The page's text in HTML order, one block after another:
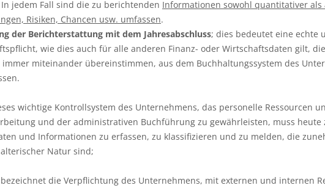
jedem Fall sind die zu berichtenden Informationen sowohl quantitativer
Risiken, Chancen usw. umfassen.
der Berichterstattung mit dem Jahresabschluss; dies bedeutet eine echte
wie dies auch für alle anderen Finanz- oder Wirtschaftsdaten gilt,
miteinander übereinstimmen, aus dem Buchhaltungssystem des
wichtige Kontrollsystem des Unternehmens, das personelle Ressourcen
und der administrativen Buchführung zu gewährleisten, muss
und Informationen zu erfassen, zu klassifizieren und zu melden, die
Natur sind;
die Verpflichtung des Unternehmens, mit externen und internen